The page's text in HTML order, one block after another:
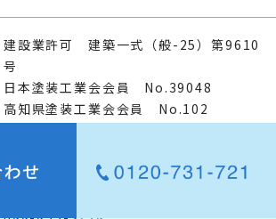
建設業許可 建築一式（般-25）第9610
号
日本塗装工業会会員 No.39048
高知県塗装工業会会員 No.102
0120-731-721